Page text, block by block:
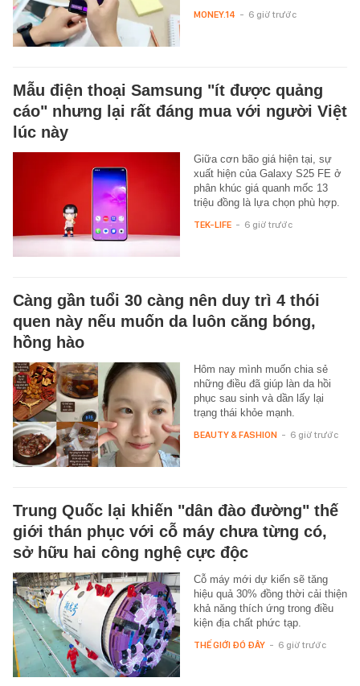
MONEY.14 - 6 giờ trước
Mẫu điện thoại Samsung "ít được quảng
cáo" nhưng lại rất đáng mua với người Việt
lúc này
Giữa cơn bão giá hiện tại, sự
xuất hiện của Galaxy S25 FE ở
phân khúc giá quanh mốc 13
triệu đồng là lựa chọn phù hợp.
TEK-LIFE - 6 giờ trước
Càng gần tuổi 30 càng nên duy trì 4 thói
quen này nếu muốn da luôn căng bóng,
hồng hào
Hôm nay mình muốn chia sẻ
những điều đã giúp làn da hồi
phục sau sinh và dần lấy lại
trạng thái khỏe mạnh.
BEAUTY & FASHION - 6 giờ trước
Trung Quốc lại khiến "dân đào đường" thế
giới thán phục với cỗ máy chưa từng có,
sở hữu hai công nghệ cực độc
Cỗ máy mới dự kiến sẽ tăng
hiệu quả 30% đồng thời cải thiện
khả năng thích ứng trong điều
kiện địa chất phức tạp.
THẾ GIỚI ĐÓ ĐÂY - 6 giờ trước